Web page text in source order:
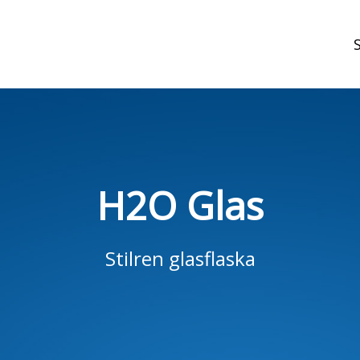
H2O Glas
Stilren glasflaska